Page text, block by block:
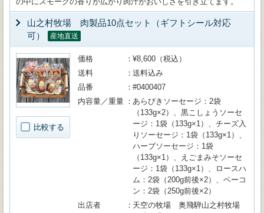
山之村牧場 肉製品10点セット（ギフトシール対応
可）
産地直送
比較する
価格
¥8,600（税込）
送料
送料込み
品番
#0400407
内容量／重量
あらびきソーセージ：2袋
（133g×2）、黒こしょうソーセ
ージ：1袋（133g×1）、チーズ入
りソーセージ：1袋（133g×1）、
ハーブソーセージ：1袋
（133g×1）、えごまみそソーセ
ージ：1袋（133g×1）、ロースハ
ム：2袋（200g前後×2）、ベーコ
ン：2袋（250g前後×2）
出店者
天空の牧場 奥飛騨山之村牧場